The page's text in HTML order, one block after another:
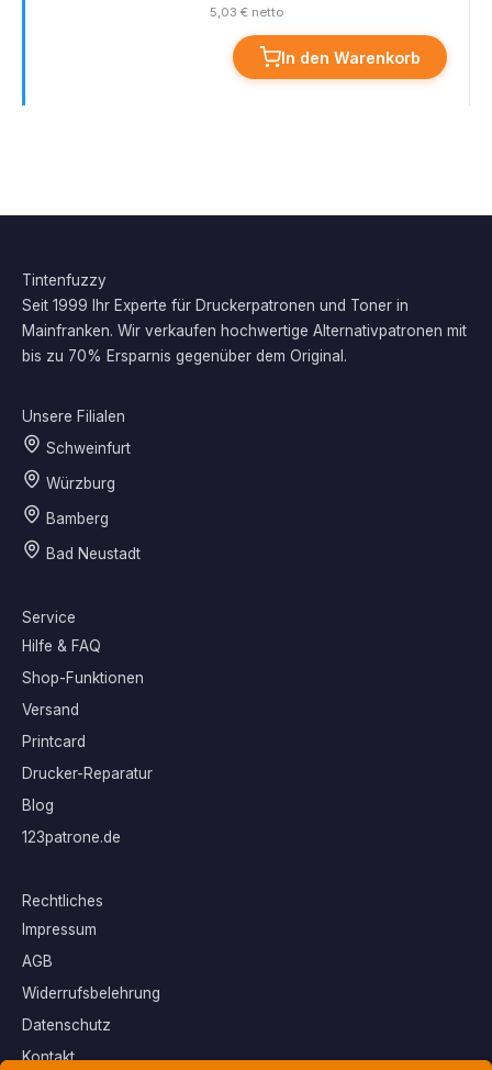
5,03 € netto
In den Warenkorb
Tintenfuzzy
Seit 1999 Ihr Experte für Druckerpatronen und Toner in
Mainfranken. Wir verkaufen hochwertige Alternativpatronen mit
bis zu 70% Ersparnis gegenüber dem Original.
Unsere Filialen
Schweinfurt
Würzburg
Bamberg
Bad Neustadt
Service
Hilfe & FAQ
Shop-Funktionen
Versand
Printcard
Drucker-Reparatur
Blog
123patrone.de
Rechtliches
Impressum
AGB
Widerrufsbelehrung
Datenschutz
Kontakt